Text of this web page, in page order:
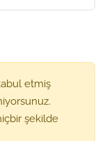
etmiş
şekilde